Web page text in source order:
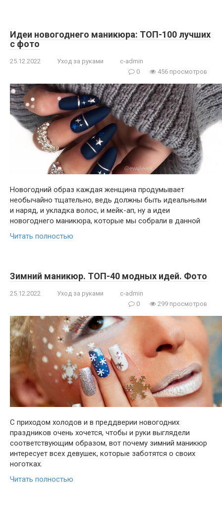
Идеи новогоднего маникюра: ТОП-100 лучших
с фото
25.12.2022 Уход за руками
c-admin
0
456 просмотров
Новогодний образ каждая женщина продумывает
необычайно тщательно, ведь должны быть идеальными
и наряд, и укладка волос, и мейк-ап, ну а идеи
новогоднего маникюра, которые мы собрали в данной
Читать полностью
Зимний маникюр. ТОП-40 модных идей. Фото
25.12.2022 Уход за руками
c-admin
0
299 просмотров
С приходом холодов и в преддверии новогодних
праздников очень хочется, чтобы и руки выглядели
соответствующим образом, вот почему зимний маникюр
интересует всех девушек, которые заботятся о своих
ноготках.
Читать полностью